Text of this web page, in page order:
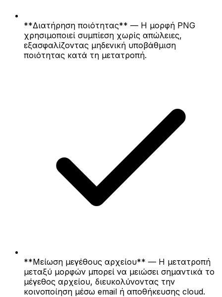
**Διατήρηση ποιότητας** — Η μορφή PNG
χρησιμοποιεί συμπίεση χωρίς απώλειες,
εξασφαλίζοντας μηδενική υποβάθμιση
ποιότητας κατά τη μετατροπή.
**Μείωση μεγέθους αρχείου** — Η μετατροπή
μεταξύ μορφών μπορεί να μειώσει σημαντικά το
μέγεθος αρχείου, διευκολύνοντας την
κοινοποίηση μέσω email ή αποθήκευσης cloud.